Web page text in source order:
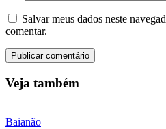
Salvar meus dados neste
comentar.
Veja também
Baianão